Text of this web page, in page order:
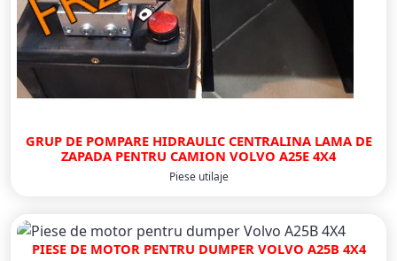
GRUP DE POMPARE HIDRAULIC CENTRALINA LAMA DE
ZAPADA PENTRU CAMION VOLVO A25E 4X4
Piese utilaje
PIESE DE MOTOR PENTRU DUMPER VOLVO A25B 4X4